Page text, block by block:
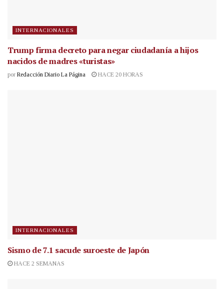
INTERNACIONALES
Trump firma decreto para negar ciudadanía a hijos
nacidos de madres «turistas»
por Redacción Diario La Página HACE 20 HORAS
INTERNACIONALES
Sismo de 7.1 sacude suroeste de Japón
HACE 2 SEMANAS